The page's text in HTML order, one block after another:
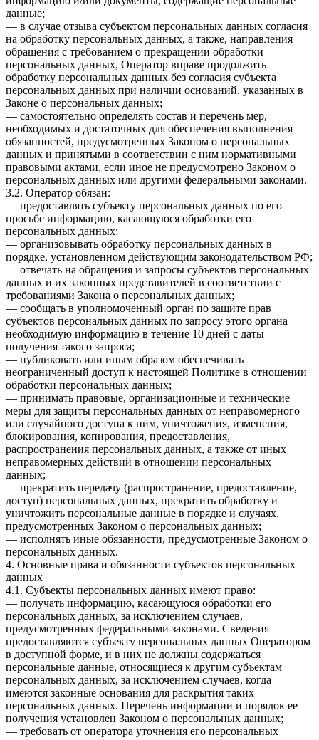
данные;
— в случае отзыва субъектом персональных данных согласия
на обработку персональных данных, а также, направления
обращения с требованием о прекращении обработки
персональных данных, Оператор вправе продолжить
обработку персональных данных без согласия субъекта
персональных данных при наличии оснований, указанных в
Законе о персональных данных;
— самостоятельно определять состав и перечень мер,
необходимых и достаточных для обеспечения выполнения
обязанностей, предусмотренных Законом о персональных
данных и принятыми в соответствии с ним нормативными
правовыми актами, если иное не предусмотрено Законом о
персональных данных или другими федеральными законами.
3.2. Оператор обязан:
— предоставлять субъекту персональных данных по его
просьбе информацию, касающуюся обработки его
персональных данных;
— организовывать обработку персональных данных в
порядке, установленном действующим законодательством РФ;
— отвечать на обращения и запросы субъектов персональных
данных и их законных представителей в соответствии с
требованиями Закона о персональных данных;
— сообщать в уполномоченный орган по защите прав
субъектов персональных данных по запросу этого органа
необходимую информацию в течение 10 дней с даты
получения такого запроса;
— публиковать или иным образом обеспечивать
неограниченный доступ к настоящей Политике в отношении
обработки персональных данных;
— принимать правовые, организационные и технические
меры для защиты персональных данных от неправомерного
или случайного доступа к ним, уничтожения, изменения,
блокирования, копирования, предоставления,
распространения персональных данных, а также от иных
неправомерных действий в отношении персональных
данных;
— прекратить передачу (распространение, предоставление,
доступ) персональных данных, прекратить обработку и
уничтожить персональные данные в порядке и случаях,
предусмотренных Законом о персональных данных;
— исполнять иные обязанности, предусмотренные Законом о
персональных данных.
4. Основные права и обязанности субъектов персональных
данных
4.1. Субъекты персональных данных имеют право:
— получать информацию, касающуюся обработки его
персональных данных, за исключением случаев,
предусмотренных федеральными законами. Сведения
предоставляются субъекту персональных данных Оператором
в доступной форме, и в них не должны содержаться
персональные данные, относящиеся к другим субъектам
персональных данных, за исключением случаев, когда
имеются законные основания для раскрытия таких
персональных данных. Перечень информации и порядок ее
получения установлен Законом о персональных данных;
— требовать от оператора уточнения его персональных